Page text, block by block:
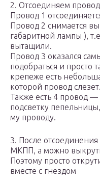
2. Отсоединяем
Провод 1
Провод 2 снимается
габаритной лампы ),
вытащили.
Провод 3 оказался
подобраться и просто
крепеже есть
которой провод слезет.
Также есть 4 провод —
подсветку
му проводу.
3. После
МКПП, а можно
Поэтому просто
вместе с гнездом